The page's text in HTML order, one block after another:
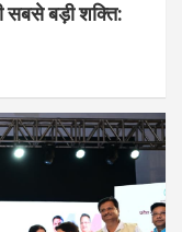
सबसे बड़ी शक्ति: